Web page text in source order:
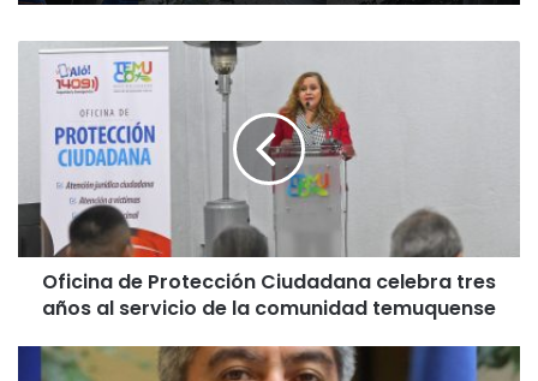
a
e
Oficina de Protección Ciudadana celebra tres
años al servicio de la comunidad temuquense